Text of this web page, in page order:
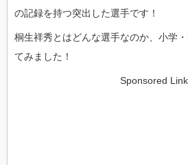
の記録を持つ突出した選手です！
桐生祥秀とはどんな選手なのか、小学
てみました！
Sponsored Link